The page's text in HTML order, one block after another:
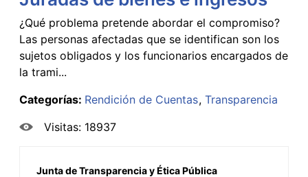
¿Qué problema pretende abordar el compromiso?
Las personas afectadas que se identifican son los
sujetos obligados y los funcionarios encargados de
la trami...
Categorías: Rendición de Cuentas Transparencia
Visitas: 18937
Junta de Transparencia y Ética Pública